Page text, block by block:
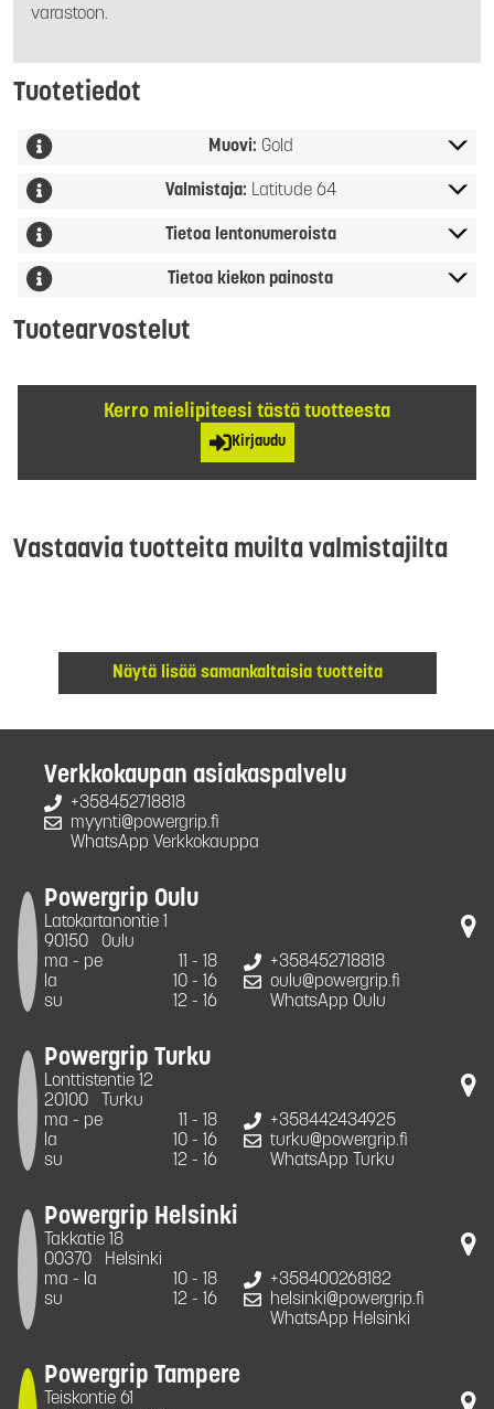
varastoon.
Tuotetiedot
Muovi: Gold
Valmistaja: Latitude 64
Tietoa lentonumeroista
Tietoa kiekon painosta
Tuotearvostelut
Kerro mielipiteesi tästä tuotteesta
Kirjaudu
Vastaavia tuotteita muilta valmistajilta
Näytä lisää samankaltaisia tuotteita
Verkkokaupan asiakaspalvelu
+358452718818
myynti@powergrip.fi
WhatsApp Verkkokauppa
Powergrip Oulu
Latokartanontie 1
90150
Oulu
ma - pe
11 - 18
la
10 - 16
su
12 - 16
+358452718818
oulu@powergrip.fi
WhatsApp Oulu
Powergrip Turku
Lonttistentie 12
20100
Turku
ma - pe
11 - 18
la
10 - 16
su
12 - 16
+358442434925
turku@powergrip.fi
WhatsApp Turku
Powergrip Helsinki
Takkatie 18
00370
Helsinki
ma - la
10 - 18
su
12 - 16
+358400268182
helsinki@powergrip.fi
WhatsApp Helsinki
Powergrip Tampere
Teiskontie 61